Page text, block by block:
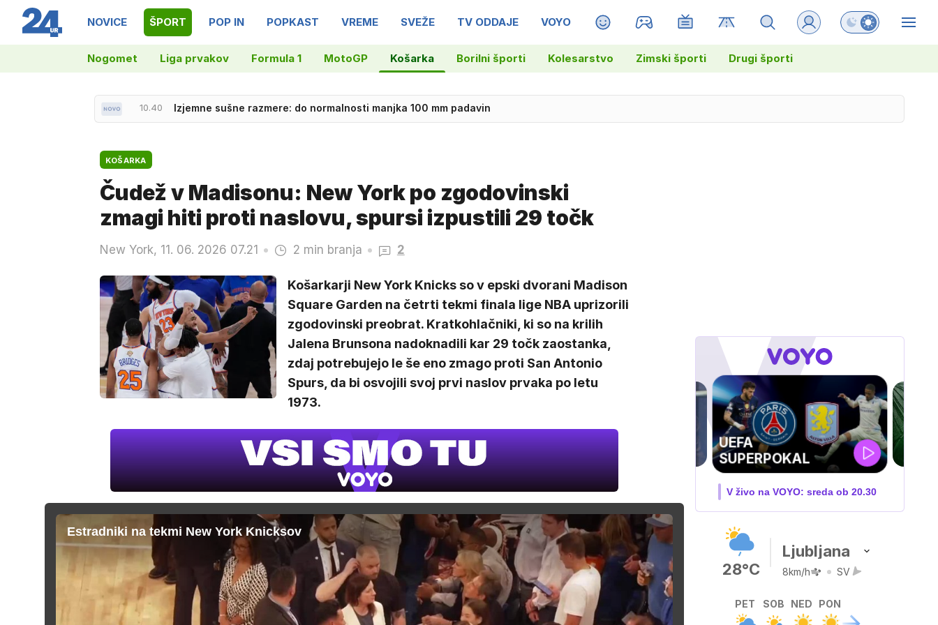
NOVICE ŠPORT POP IN POPKAST VREME SVEŽE TV ODDAJE VOYO MAGAZIN Preklopi barvni
Nogomet Liga prvakov Formula 1 MotoGP Košarka Borilni športi Kolesarstvo Zimski športi Drugi športi
10.41 Barcelona dobila zeleno luč, zdaj sledijo pogajanja
KOŠARKA
Čudež v Madisonu: New York po zgodovinski
zmagi hiti proti naslovu, spursi izpustili 29 točk
New York, 11. 06. 2026 07.21 2 min branja 2
Košarkarji New York Knicks so v epski dvorani Madison
Square Garden na četrti tekmi finala lige NBA uprizorili
zgodovinski preobrat. Kratkohlačniki, ki so na krilih
Jalena Brunsona nadoknadili kar 29 točk zaostanka,
zdaj potrebujejo le še eno zmago proti San Antonio
Spurs, da bi osvojili svoj prvi naslov prvaka po letu
1973.
Estradniki na tekmi New York Knicksov
ZUFFA BOXING 10
V živo na VOYO: sobota ob
28°C
Ljubljana
8km/h SV
PET SOB NED PON